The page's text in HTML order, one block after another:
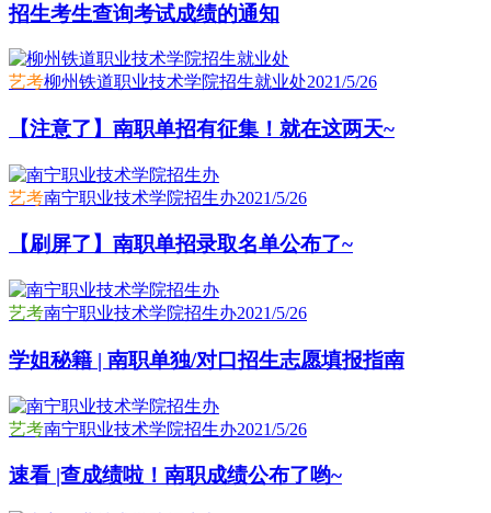
招生考生查询考试成绩的通知
艺考柳州铁道职业技术学院招生就业处2021/5/26
【注意了】南职单招有征集！就在这两天~
艺考南宁职业技术学院招生办2021/5/26
【刷屏了】南职单招录取名单公布了~
艺考南宁职业技术学院招生办2021/5/26
学姐秘籍 | 南职单独/对口招生志愿填报指南
艺考南宁职业技术学院招生办2021/5/26
速看 |查成绩啦！南职成绩公布了哟~